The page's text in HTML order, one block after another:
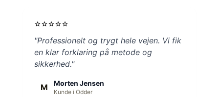
starstarstarstarstar
"Professionelt og trygt hele vejen. Vi fik
en klar forklaring på metode og
sikkerhed."
M Morten Jensen
Kunde i Odder